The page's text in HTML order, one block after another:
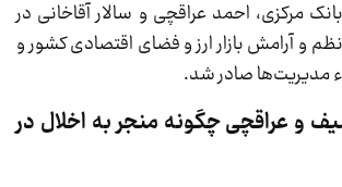
مرکزی، احمد عراقچی و سالار آقاخانی در
و آرامش بازار ارز و فضای اقتصادی کشور و
مدیریت‌ها صادر شد.
و عراقچی چگونه منجر به اخلال در